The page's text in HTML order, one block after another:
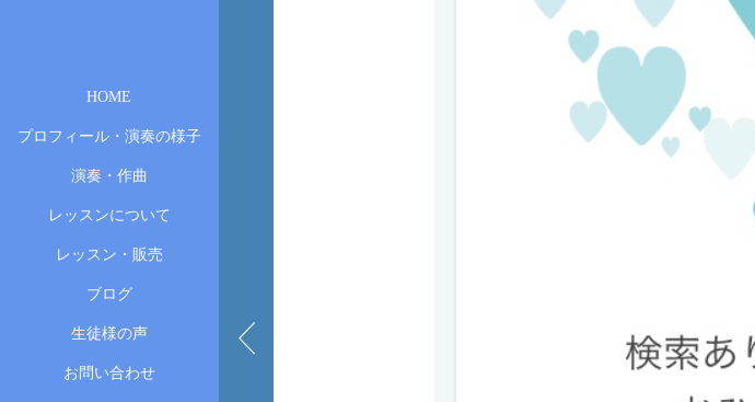
HOME
プロフィール・演奏の様子
演奏・作曲
レッスンについて
レッスン・販売
ブログ
生徒様の声
お問い合わせ